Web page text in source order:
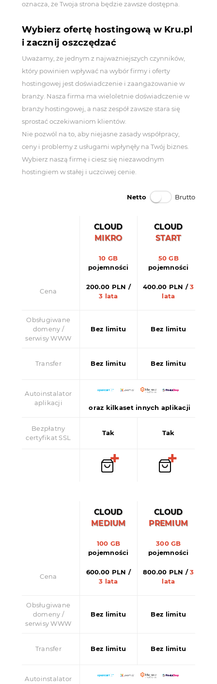
oznacza, że Twoja strona będzie zawsze dostępna.
Wybierz ofertę hostingową w Kru.pl
i zacznij oszczędzać
Uważamy, że jednym z najważniejszych czynników,
który powinien wpływać na wybór firmy i oferty
hostingowej jest doświadczenie i zaangażowanie w
branży. Nasza firma ma wieloletnie doświadczenie w
branży hostingowej, a nasz zespół zawsze stara się
sprostać oczekiwaniom klientów.
Nie pozwól na to, aby niejasne zasady współpracy,
ceny i problemy z usługami wpłynęły na Twój biznes.
Wybierz naszą firmę i ciesz się niezawodnym
hostingiem w stałej i uczciwej cenie.
Netto Brutto
CLOUD
MIKRO
CLOUD
START
10 GB
pojemności
50 GB
pojemności
Cena
200.00 PLN /
3 lata
400.00 PLN /3
lata
Obsługiwane
domeny /
serwisy WWW
Bez limitu Bez limitu
Transfer Bez limitu Bez limitu
Autoinstalator
aplikacji
oraz kilkaset innych aplikacji
Bezpłatny
certyfikat SSL
Tak Tak
CLOUD
MEDIUM
CLOUD
PREMIUM
100 GB
pojemności
300 GB
pojemności
Cena
600.00 PLN /
3 lata
800.00 PLN /3
lata
Obsługiwane
domeny /
serwisy WWW
Bez limitu Bez limitu
Transfer Bez limitu Bez limitu
Autoinstalator